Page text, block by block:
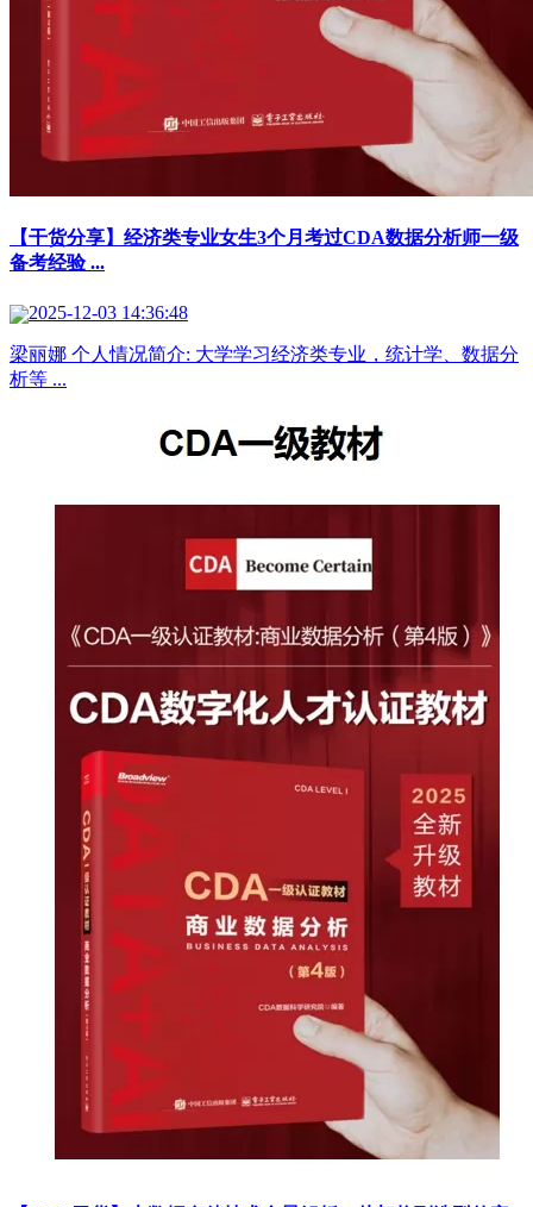
【干货分享】经济类专业女生3个月考过CDA数据分析师一级
备考经验 ...
2025-12-03 14:36:48
梁丽娜 个人情况简介: 大学学习经济类专业，统计学、数据分
析等 ...